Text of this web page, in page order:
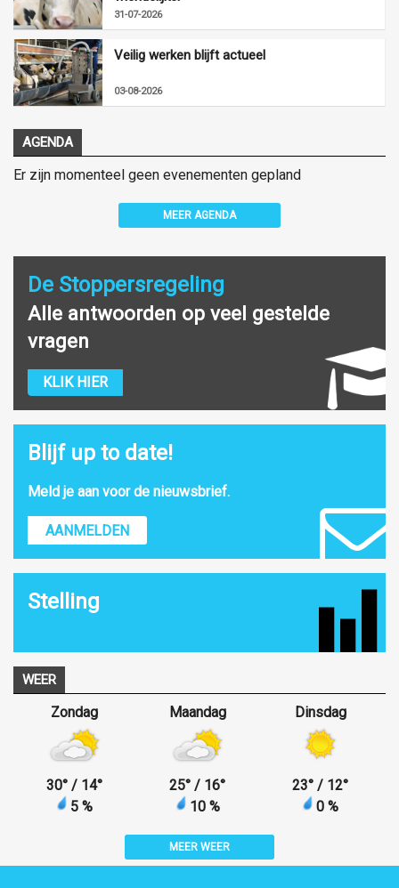
31-07-2026
Veilig werken blijft actueel
03-08-2026
AGENDA
Er zijn momenteel geen evenementen gepland
MEER AGENDA
De Stoppersregeling
Alle antwoorden op veel gestelde
vragen
KLIK HIER
Blijf up to date!
Meld je aan voor de nieuwsbrief.
AANMELDEN
Stelling
WEER
Zondag
30° / 14°
5 %
Maandag
25° / 16°
10 %
Dinsdag
23° / 12°
0 %
MEER WEER